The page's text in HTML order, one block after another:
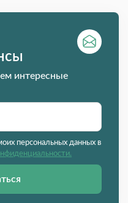
интересные
персональных данных в